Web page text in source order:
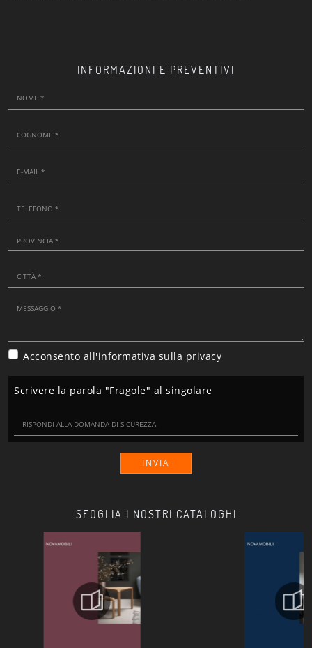
SFOGLIA I NOSTRI CATALOGHI
INFORMAZIONI E PREVENTIVI
Acconsento all'informativa sulla privacy
Scrivere la parola "Fragole" al singolare
INVIA